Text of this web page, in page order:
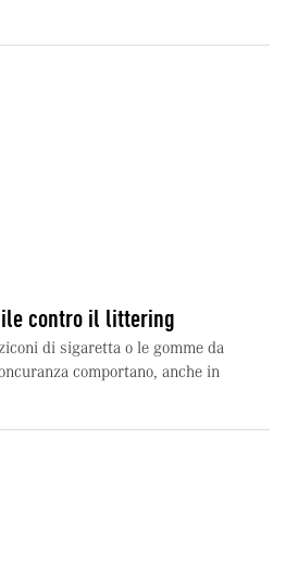
contro il littering
di sigaretta o le gomme da
comportano, anche in